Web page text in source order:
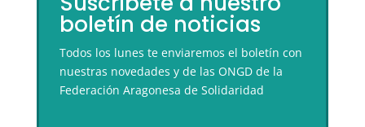
boletín de noticias
Todos los lunes te enviaremos el boletín con
nuestras novedades y de las ONGD de la
Federación Aragonesa de Solidaridad